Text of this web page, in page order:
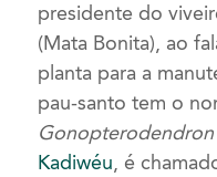
presidente do
(Mata Bonita), ao
planta para a
pau-santo tem o
Kadiwéu, é